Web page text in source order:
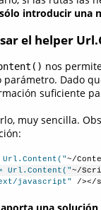
introducir una
el helper
nos
parámetro. Dado
suficiente
muy sencilla.
Url.Content("~/
Url.Content("~/
javascript" /></